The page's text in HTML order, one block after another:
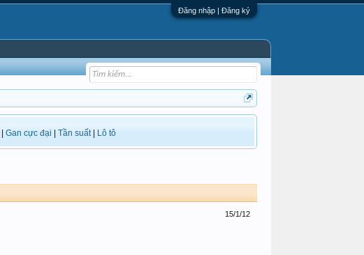
Đăng nhập | Đăng ký
Gan cực đại Tần suất| Lô tô
15/1/12